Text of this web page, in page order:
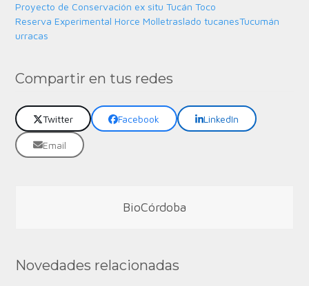
Proyecto de Conservación ex situ Tucán Toco
Reserva Experimental Horce Molletraslado tucanesTucumán
urracas
Compartir en tus redes
Twitter Facebook LinkedIn
Email
BioCórdoba
Novedades relacionadas